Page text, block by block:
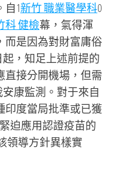
自1新竹 職業醫學科0
科 健檢幕，氣得渾
而是因為對財富庸俗
起，知足上述前提的
直接分開機場，但需
康監測。對于來自
印度當局批準或已獲
緊迫應用認證疫苗的
領導方針異樣實